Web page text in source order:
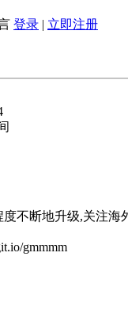
登录 | 立即注册
不断地升级,关注海
gmmmm